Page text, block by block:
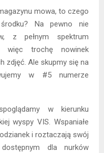
mowa, to czego
Na pewno nie
z pełnym spektrum
więc trochę nowinek
zdjęć. Ale skupmy się na
w #5 numerze
w kierunku
wyspy VIS. Wspaniałe
i roztaczają swój
dla nurków